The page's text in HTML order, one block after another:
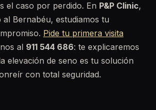
el caso por perdido. En P&P Clinic,
Bernabéu, estudiamos tu
Pide tu primera visita
al 911 544 686: te explicaremos
elevación de seno es tu solución
con total seguridad.